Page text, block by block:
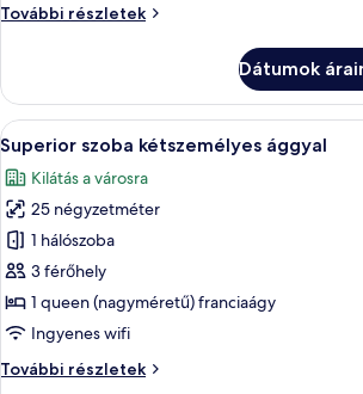
kétszemélyes
További részletek
Classic
további
részletei
Dátumok
A
következő
szoba
összes
képének
megtekintése:
Superior
szoba
kétszemélyes
ággyal
Egy
9
Superior szoba kétszemélyes ággyal
Kilátás a városra
25 négyzetméter
1 hálószoba
3 férőhely
1 queen (nagyméretű) franciaágy
Ingyenes wifi
További részletek
Superior